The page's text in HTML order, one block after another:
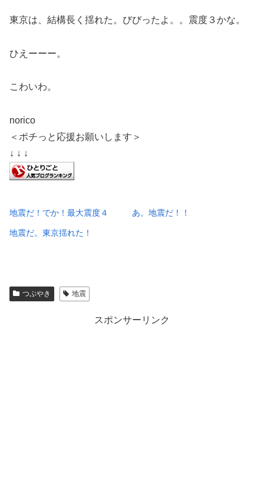
東京は、結構長く揺れた。びびったよ。。震度３かな。
ひえーーー。
こわいわ。
norico
＜ポチっと応援お願いします＞
↓ ↓ ↓
地震だ！でか！最大震度４ あ。地震だ！！
地震だ。東京揺れた！
つぶやき 地震
スポンサーリンク